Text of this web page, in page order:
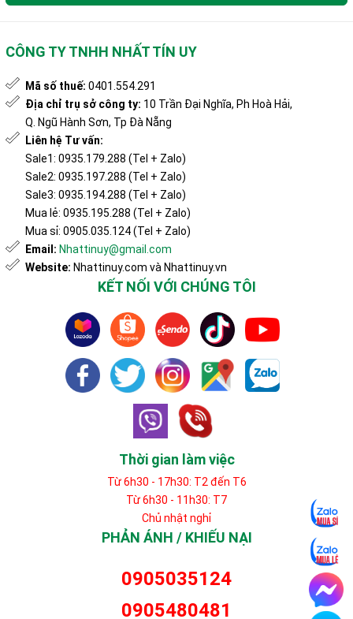
CÔNG TY TNHH NHẤT TÍN UY
Mã số thuế: 0401.554.291
Địa chỉ trụ sở công ty: 10 Trần Đại Nghĩa, Ph Hoà Hải,
Q. Ngũ Hành Sơn, Tp Đà Nẵng
Liên hệ Tư vấn:
Sale1: 0935.179.288 (Tel + Zalo)
Sale2: 0935.197.288 (Tel + Zalo)
Sale3: 0935.194.288 (Tel + Zalo)
Mua lẻ: 0935.195.288 (Tel + Zalo)
Mua sỉ: 0905.035.124 (Tel + Zalo)
Email: Nhattinuy@gmail.com
Website: Nhattinuy.com và Nhattinuy.vn
KẾT NỐI VỚI CHÚNG TÔI
Thời gian làm việc
Từ 6h30 - 17h30: T2 đến T6
Từ 6h30 - 11h30: T7
Chủ nhật nghỉ
PHẢN ÁNH / KHIẾU NẠI
0905035124
0905480481